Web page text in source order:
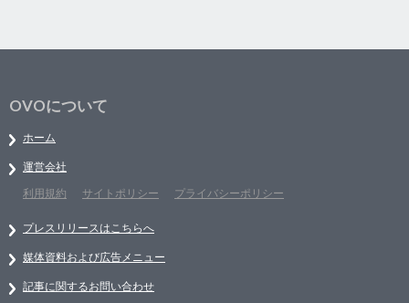
OVOについて
ホーム
運営会社
利用規約
サイトポリシー プライバシーポリシー
プレスリリースはこちらへ
媒体資料および広告メニュー
記事に関するお問い合わせ